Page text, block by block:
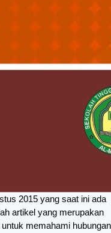
2015 yang saat ini ada
artikel yang merupakan
memahami hubungan